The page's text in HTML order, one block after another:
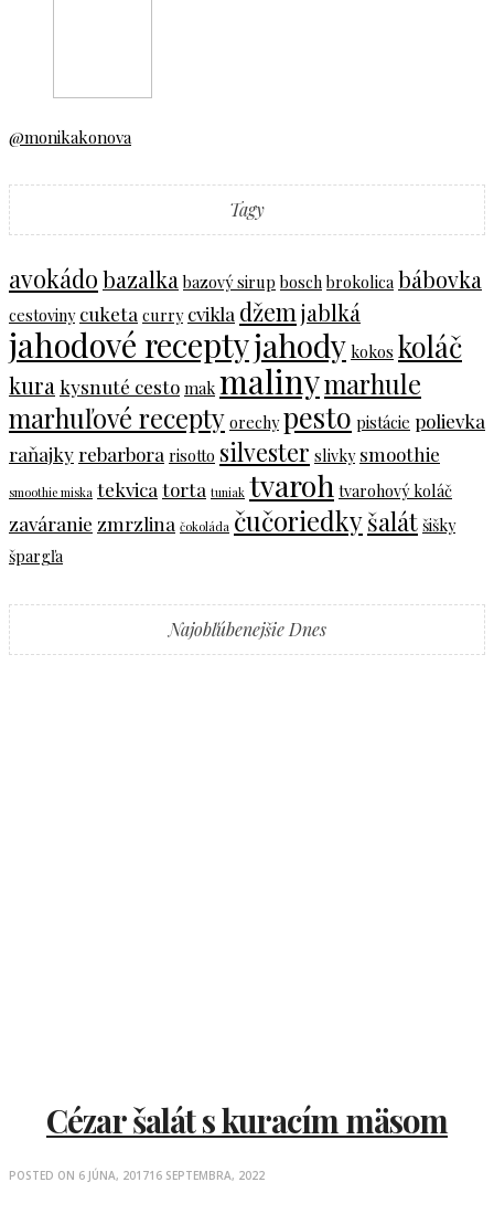
@monikakonova
Tagy
avokádobazalka bazový sirup bosch brokolica bábovka
cestoviny cuketa curry cvikla džem jablká
jahodové receptyjahody kokos koláč
kura kysnuté cesto mak malinymarhule
marhuľové recepty orechy pesto pistácie polievka
raňajkyrebarbora risotto silvester slivky smoothie
smoothie miska tekvica torta tuniak tvaroh tvarohový koláč
zaváranie zmrzlina čokoláda čučoriedkyšalát šišky
špargľa
Najobľúbenejšie Dnes
Cézar šalát s kuracím mäsom
POSTED ON 6 JÚNA, 201716 SEPTEMBRA, 2022